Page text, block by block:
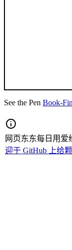
See the Pen Book-
网页东东每日用
迎于 GitHub 上给颗